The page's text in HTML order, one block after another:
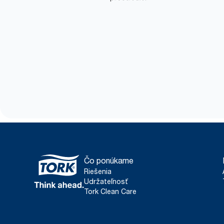
Čo ponúkame
Riešenia
Udržateľnosť
Tork Clean Care